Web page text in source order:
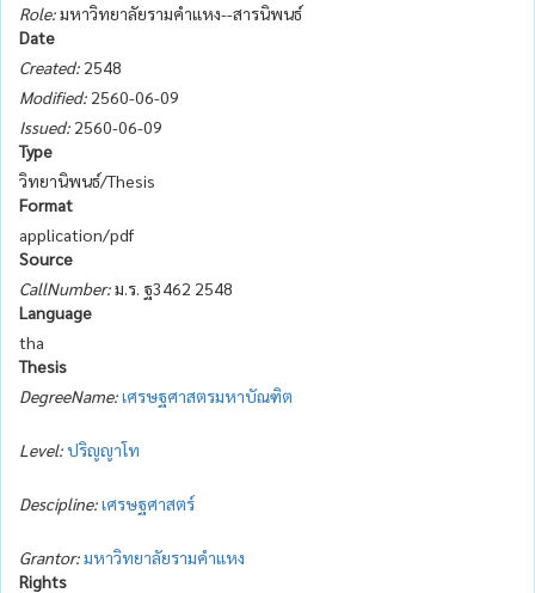
Role:มหาวิทยาลัยรามคำแหง--สารนิพนธ์
Date
Created: 2548
Modified: 2560-06-09
Issued: 2560-06-09
Type
วิทยานิพนธ์/Thesis
Format
application/pdf
Source
CallNumber:ม.ร. ฐ3462 2548
Language
tha
Thesis
DegreeName:เศรษฐศาสตรมหาบัณฑิต
Level:ปริญญาโท
Descipline:เศรษฐศาสตร์
Grantor:มหาวิทยาลัยรามคำแหง
Rights